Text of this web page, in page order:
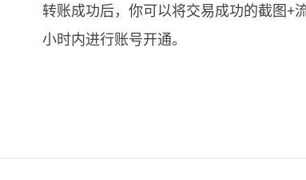
转账成功后，你可以将交易成功的截图+
小时内进行账号开通。